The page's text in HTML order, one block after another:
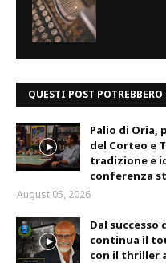
QUESTI POST
Palio di Oria,
del Corteo e
tradizione e
conferenza
August 05, 2026
Dal successo
continua il
con il thriller